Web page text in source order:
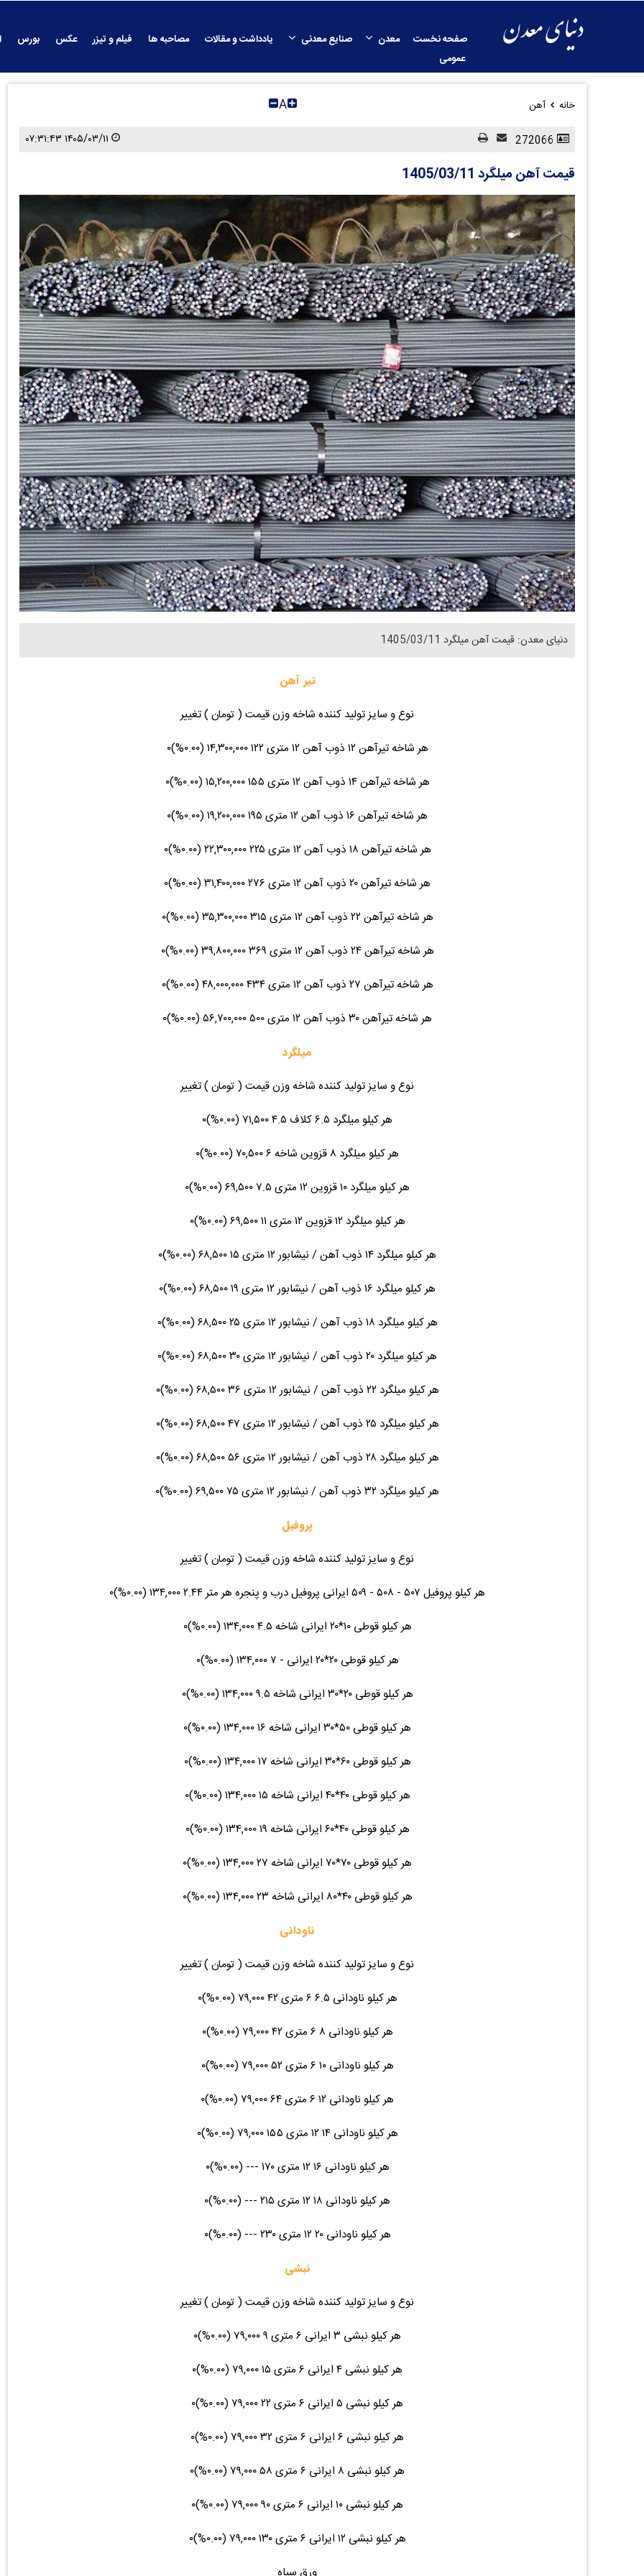
صفحه نخست معدن صنایع معدنی یادداشت و مقالات مصاحبه ها فیلم و تیزر عکس بورس
عمومی
خانه آهن A
۱۴۰۵/۰۳/۱۱ ۰۷:۳۱:۴۳
قیمت آهن میلگرد 1405/03/11
دنیای معدن: قیمت آهن میلگرد 1405/03/11
تیر آهن
نوع و سایز تولید کننده شاخه وزن قیمت ( تومان ) تغییر
هر شاخه تیرآهن ۱۲ ذوب آهن ۱۲ متری ۱۲۲ ۱۴,۳۰۰,۰۰۰ (۰.۰۰%)۰
هر شاخه تیرآهن ۱۴ ذوب آهن ۱۲ متری ۱۵۵ ۱۵,۲۰۰,۰۰۰ (۰.۰۰%)۰
هر شاخه تیرآهن ۱۶ ذوب آهن ۱۲ متری ۱۹۵ ۱۹,۲۰۰,۰۰۰ (۰.۰۰%)۰
هر شاخه تیرآهن ۱۸ ذوب آهن ۱۲ متری ۲۲۵ ۲۲,۳۰۰,۰۰۰ (۰.۰۰%)۰
هر شاخه تیرآهن ۲۰ ذوب آهن ۱۲ متری ۲۷۶ ۳۱,۴۰۰,۰۰۰ (۰.۰۰%)۰
هر شاخه تیرآهن ۲۲ ذوب آهن ۱۲ متری ۳۱۵ ۳۵,۳۰۰,۰۰۰ (۰.۰۰%)۰
هر شاخه تیرآهن ۲۴ ذوب آهن ۱۲ متری ۳۶۹ ۳۹,۸۰۰,۰۰۰ (۰.۰۰%)۰
هر شاخه تیرآهن ۲۷ ذوب آهن ۱۲ متری ۴۳۴ ۴۸,۰۰۰,۰۰۰ (۰.۰۰%)۰
هر شاخه تیرآهن ۳۰ ذوب آهن ۱۲ متری ۵۰۰ ۵۶,۷۰۰,۰۰۰ (۰.۰۰%)۰
میلگرد
نوع و سایز تولید کننده شاخه وزن قیمت ( تومان ) تغییر
هر کیلو میلگرد ۶.۵ کلاف ۴.۵ ۷۱,۵۰۰ (۰.۰۰%)۰
هر کیلو میلگرد ۸ قزوین شاخه ۶ ۷۰,۵۰۰ (۰.۰۰%)۰
هر کیلو میلگرد ۱۰ قزوین ۱۲ متری ۷.۵ ۶۹,۵۰۰ (۰.۰۰%)۰
هر کیلو میلگرد ۱۲ قزوین ۱۲ متری ۱۱ ۶۹,۵۰۰ (۰.۰۰%)۰
هر کیلو میلگرد ۱۴ ذوب آهن / نیشابور ۱۲ متری ۱۵ ۶۸,۵۰۰ (۰.۰۰%)۰
هر کیلو میلگرد ۱۶ ذوب آهن / نیشابور ۱۲ متری ۱۹ ۶۸,۵۰۰ (۰.۰۰%)۰
هر کیلو میلگرد ۱۸ ذوب آهن / نیشابور ۱۲ متری ۲۵ ۶۸,۵۰۰ (۰.۰۰%)۰
هر کیلو میلگرد ۲۰ ذوب آهن / نیشابور ۱۲ متری ۳۰ ۶۸,۵۰۰ (۰.۰۰%)۰
هر کیلو میلگرد ۲۲ ذوب آهن / نیشابور ۱۲ متری ۳۶ ۶۸,۵۰۰ (۰.۰۰%)۰
هر کیلو میلگرد ۲۵ ذوب آهن / نیشابور ۱۲ متری ۴۷ ۶۸,۵۰۰ (۰.۰۰%)۰
هر کیلو میلگرد ۲۸ ذوب آهن / نیشابور ۱۲ متری ۵۶ ۶۸,۵۰۰ (۰.۰۰%)۰
هر کیلو میلگرد ۳۲ ذوب آهن / نیشابور ۱۲ متری ۷۵ ۶۹,۵۰۰ (۰.۰۰%)۰
پروفیل
نوع و سایز تولید کننده شاخه وزن قیمت ( تومان ) تغییر
هر کیلو پروفیل ۵۰۷ - ۵۰۸ - ۵۰۹ ایرانی پروفیل درب و پنجره هر متر ۲.۴۴ ۱۳۴,۰۰۰ (۰.۰۰%)۰
هر کیلو قوطی ۱۰*۲۰ ایرانی شاخه ۴.۵ ۱۳۴,۰۰۰ (۰.۰۰%)۰
هر کیلو قوطی ۲۰*۲۰ ایرانی - ۷ ۱۳۴,۰۰۰ (۰.۰۰%)۰
هر کیلو قوطی ۲۰*۳۰ ایرانی شاخه ۹.۵ ۱۳۴,۰۰۰ (۰.۰۰%)۰
هر کیلو قوطی ۵۰*۳۰ ایرانی شاخه ۱۶ ۱۳۴,۰۰۰ (۰.۰۰%)۰
هر کیلو قوطی ۶۰*۳۰ ایرانی شاخه ۱۷ ۱۳۴,۰۰۰ (۰.۰۰%)۰
هر کیلو قوطی ۴۰*۴۰ ایرانی شاخه ۱۵ ۱۳۴,۰۰۰ (۰.۰۰%)۰
هر کیلو قوطی ۴۰*۶۰ ایرانی شاخه ۱۹ ۱۳۴,۰۰۰ (۰.۰۰%)۰
هر کیلو قوطی ۷۰*۷۰ ایرانی شاخه ۲۷ ۱۳۴,۰۰۰ (۰.۰۰%)۰
هر کیلو قوطی ۴۰*۸۰ ایرانی شاخه ۲۳ ۱۳۴,۰۰۰ (۰.۰۰%)۰
ناودانی
نوع و سایز تولید کننده شاخه وزن قیمت ( تومان ) تغییر
هر کیلو ناودانی ۶.۵ ۶ متری ۴۲ ۷۹,۰۰۰ (۰.۰۰%)۰
هر کیلو ناودانی ۸ ۶ متری ۴۲ ۷۹,۰۰۰ (۰.۰۰%)۰
هر کیلو ناودانی ۱۰ ۶ متری ۵۲ ۷۹,۰۰۰ (۰.۰۰%)۰
هر کیلو ناودانی ۱۲ ۶ متری ۶۴ ۷۹,۰۰۰ (۰.۰۰%)۰
هر کیلو ناودانی ۱۴ ۱۲ متری ۱۵۵ ۷۹,۰۰۰ (۰.۰۰%)۰
هر کیلو ناودانی ۱۶ ۱۲ متری ۱۷۰ --- (۰.۰۰%)۰
هر کیلو ناودانی ۱۸ ۱۲ متری ۲۱۵ --- (۰.۰۰%)۰
هر کیلو ناودانی ۲۰ ۱۲ متری ۲۳۰ --- (۰.۰۰%)۰
نبشی
نوع و سایز تولید کننده شاخه وزن قیمت ( تومان ) تغییر
هر کیلو نبشی ۳ ایرانی ۶ متری ۹ ۷۹,۰۰۰ (۰.۰۰%)۰
هر کیلو نبشی ۴ ایرانی ۶ متری ۱۵ ۷۹,۰۰۰ (۰.۰۰%)۰
هر کیلو نبشی ۵ ایرانی ۶ متری ۲۲ ۷۹,۰۰۰ (۰.۰۰%)۰
هر کیلو نبشی ۶ ایرانی ۶ متری ۳۲ ۷۹,۰۰۰ (۰.۰۰%)۰
هر کیلو نبشی ۸ ایرانی ۶ متری ۵۸ ۷۹,۰۰۰ (۰.۰۰%)۰
هر کیلو نبشی ۱۰ ایرانی ۶ متری ۹۰ ۷۹,۰۰۰ (۰.۰۰%)۰
هر کیلو نبشی ۱۲ ایرانی ۶ متری ۱۳۰ ۷۹,۰۰۰ (۰.۰۰%)۰